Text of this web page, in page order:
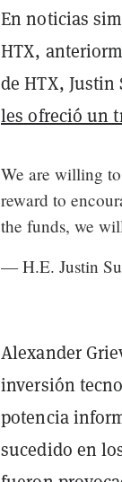
En noticias
HTX,
de HTX,
les ofreció un
We are willing
reward to
the funds, we
— H.E. Justin
Alexander
inversión
potencia
sucedido en